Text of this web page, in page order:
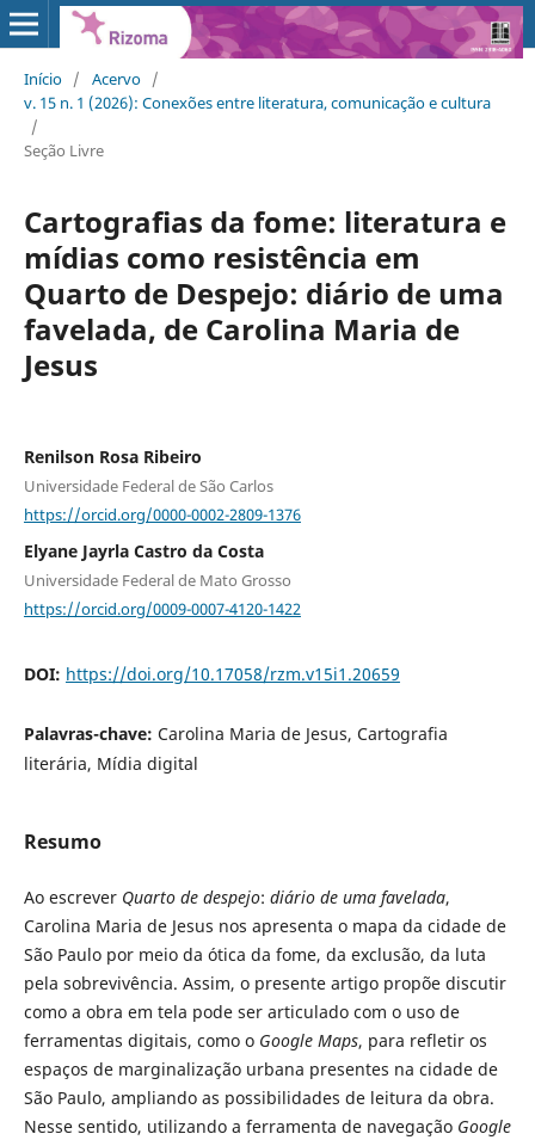
Início / Acervo /
v. 15 n. 1 (2026): Conexões entre literatura, comunicação e cultura
/
Seção Livre
Cartografias da fome: literatura e
mídias como resistência em
Quarto de Despejo: diário de uma
favelada, de Carolina Maria de
Jesus
Renilson Rosa Ribeiro
Universidade Federal de São Carlos
https://orcid.org/0000-0002-2809-1376
Elyane Jayrla Castro da Costa
Universidade Federal de Mato Grosso
https://orcid.org/0009-0007-4120-1422
DOI: https://doi.org/10.17058/rzm.v15i1.20659
Palavras-chave: Carolina Maria de Jesus, Cartografia
literária, Mídia digital
Resumo
Ao escrever Quarto de despejo: diário de uma favelada,
Carolina Maria de Jesus nos apresenta o mapa da cidade de
São Paulo por meio da ótica da fome, da exclusão, da luta
pela sobrevivência. Assim, o presente artigo propõe discutir
como a obra em tela pode ser articulado com o uso de
ferramentas digitais, como o Google Maps, para refletir os
espaços de marginalização urbana presentes na cidade de
São Paulo, ampliando as possibilidades de leitura da obra.
Nesse sentido, utilizando a ferramenta de navegação Google